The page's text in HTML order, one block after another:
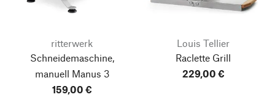
ritterwerk
Schneidemaschine,
manuell Manus 3
159,00 €
Louis Tellier
Raclette Grill
229,00 €